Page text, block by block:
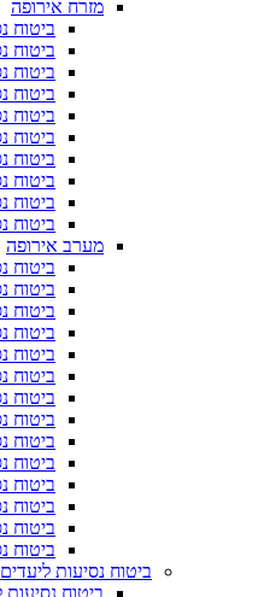
מזרח אירופה
ביטוח
ביטוח
ביטוח
ביטוח
ביטוח
ביטוח
ביטוח
ביטוח
ביטוח
ביטוח
מערב אירופה
ביטוח
ביטוח
ביטוח
ביטוח
ביטוח
ביטוח
ביטוח
ביטוח
ביטוח
ביטוח
ביטוח
ביטוח
ביטוח
ביטוח
ביטוח נסיעות
ביטוח נסיעות